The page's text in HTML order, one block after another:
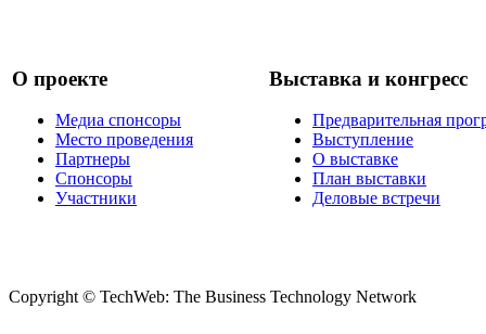
О проекте
Медиа спонсоры
Место проведения
Партнеры
Спонсоры
Участники
Выставка и конгресс
Предварительная
Выступление
О выставке
План выставки
Деловые встречи
Copyright © TechWeb: The Business Technology Network